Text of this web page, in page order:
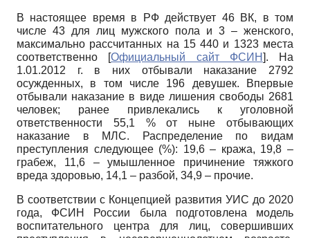
В настоящее время в РФ действует 46 ВК, в том
числе 43 для лиц мужского пола и 3 – женского,
максимально рассчитанных на 15 440 и 1323 места
соответственно
[Официальный сайт ФСИН]. На
1.01.2012 г. в них отбывали наказание 2792
осужденных, в том числе 196 девушек. Впервые
отбывали наказание в виде лишения свободы 2681
человек; ранее привлекались к уголовной
ответственности 55,1 % от ныне отбывающих
наказание в МЛС. Распределение по видам
преступления следующее (%): 19,6 – кража, 19,8 –
грабеж, 11,6 – умышленное причинение тяжкого
вреда здоровью, 14,1 – разбой, 34,9 – прочие.
В соответствии с Концепцией развития УИС до 2020
года, ФСИН России была подготовлена модель
воспитательного центра для лиц, совершивших